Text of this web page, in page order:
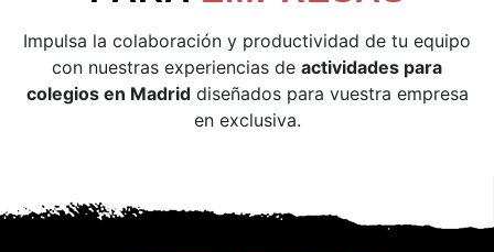
Impulsa la colaboración y productividad de tu equipo
con nuestras experiencias de actividades para
colegios en Madriddiseñados para vuestra empresa
en exclusiva.